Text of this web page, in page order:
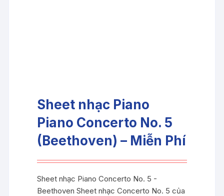
Sheet nhạc Piano
Piano Concerto No. 5
(Beethoven) – Miễn Phí
Sheet nhạc Piano Concerto No. 5 -
Beethoven Sheet nhạc Concerto No. 5 của